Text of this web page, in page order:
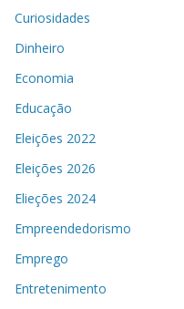
Curiosidades
Dinheiro
Economia
Educação
Eleições 2022
Eleições 2026
Elieções 2024
Empreendedorismo
Emprego
Entretenimento